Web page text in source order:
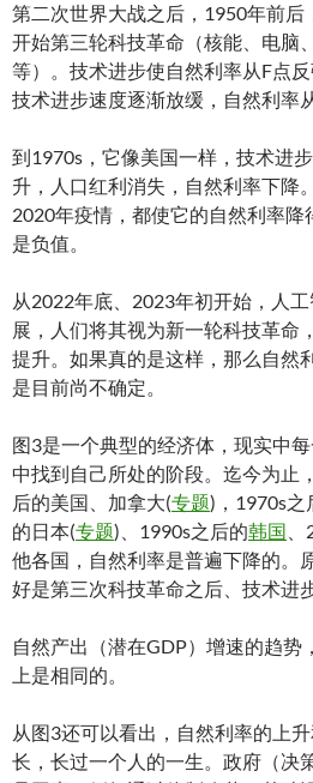
第二次世界大战之后，1950年前
开始第三轮科技革命（核能、电脑
等）。技术进步使自然利率从F点
技术进步速度逐渐放缓，自然利率
到1970s，它像美国一样，技术进
升，人口红利消失，自然利率下降
2020年疫情，都使它的自然利率降
是负值。
从2022年底、2023年初开始，人
展，人们将其视为新一轮科技革命
提升。如果真的是这样，那么自然
是目前尚不确定。
图3是一个典型的经济体，现实中
中找到自己所处的阶段。迄今为止
后的美国、加拿大(专题)，1970s之
的日本(专题)、1990s之后的韩国
他各国，自然利率是普遍下降的。
好是第三次科技革命之后、技术进
自然产出（潜在GDP）增速的趋势
上是相同的。
从图3还可以看出，自然利率的上
长，长过一个人的一生。政府（决